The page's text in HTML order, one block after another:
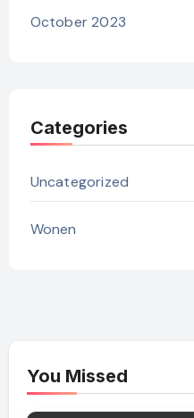
October 2023
Categories
Uncategorized
Wonen
You Missed